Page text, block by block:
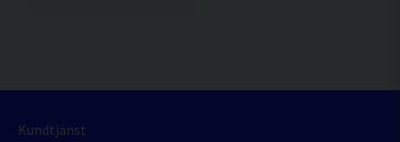
Kundtjänst